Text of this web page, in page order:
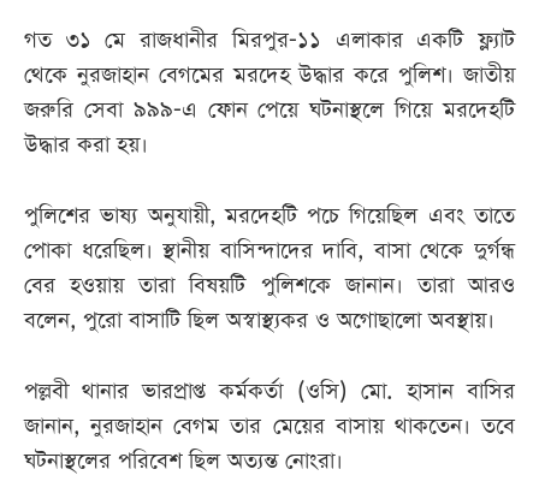
গত ৩১ মে রাজধানীর মিরপুর-১১ এলাকার একটি ফ্ল্যাট
থেকে নুরজাহান বেগমের মরদেহ উদ্ধার করে পুলিশ। জাতীয়
জরুরি সেবা ৯৯৯-এ ফোন পেয়ে ঘটনাস্থলে গিয়ে মরদেহটি
উদ্ধার করা হয়।
পুলিশের ভাষ্য অনুযায়ী, মরদেহটি পচে গিয়েছিল এবং তাতে
পোকা ধরেছিল। স্থানীয় বাসিন্দাদের দাবি, বাসা থেকে দুর্গন্ধ
বের হওয়ায় তারা বিষয়টি পুলিশকে জানান। তারা আরও
বলেন, পুরো বাসাটি ছিল অস্বাস্থ্যকর ও অগোছালো অবস্থায়।
পল্লবী থানার ভারপ্রাপ্ত কর্মকর্তা (ওসি) মো. হাসান বাসির
জানান, নুরজাহান বেগম তার মেয়ের বাসায় থাকতেন। তবে
ঘটনাস্থলের পরিবেশ ছিল অত্যন্ত নোংরা।